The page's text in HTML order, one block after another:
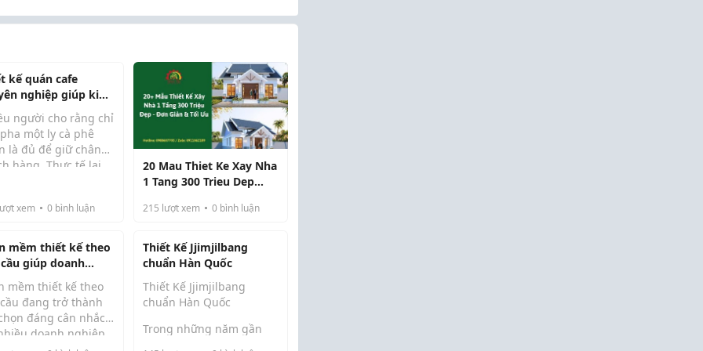
kế quán cafe
nghiệp giúp kinh
hiệu quả hơn
người cho rằng chỉ
một ly cà phê
là đủ để giữ chân
hàng. Thực tế lại
chỉ nằm ở đồ uống
bước v...
xem 0 bình luận
20 Mau Thiet Ke Xay Nha
1 Tang 300 Trieu Dep
215 lượt xem 0bình luận
mềm thiết kế theo
giúp doanh
vận hành hiệu
hơn
mềm thiết kế theo
đang trở thành
đáng cân nhắc
doanh nghiệp
Thiết Kế Jjimjilbang
chuẩn Hàn Quốc
Thiết Kế Jjimjilbang
chuẩn Hàn Quốc
Trong những năm gần